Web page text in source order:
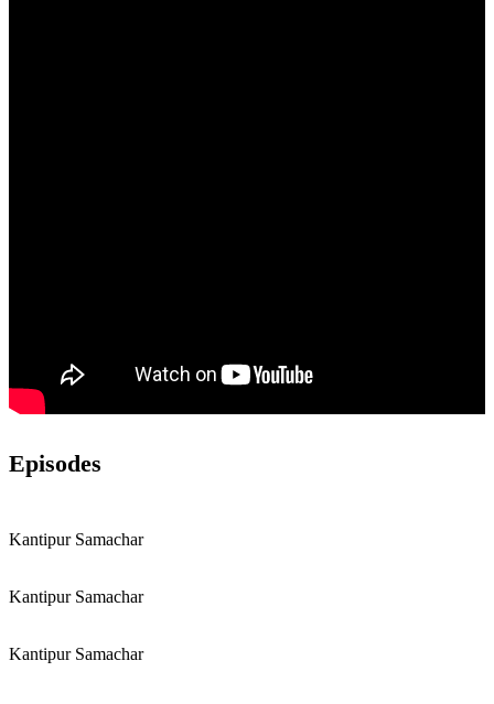
Episodes
Kantipur Samachar
Kantipur Samachar
Kantipur Samachar